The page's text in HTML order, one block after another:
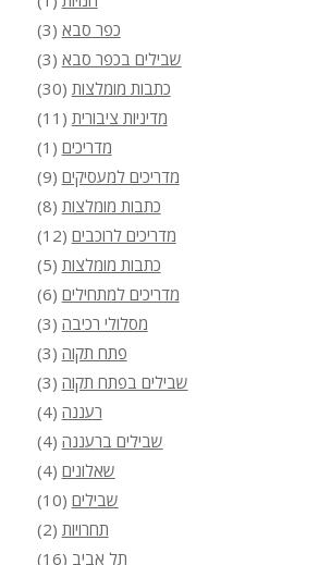
חנויות (1)
כפר סבא (3)
שבילים בכפר סבא(3)
כתבות מומלצות (30)
מדיניות ציבורית(11)
מדריכים (1)
מדריכים למעסיקים (9)
כתבות מומלצות(8)
מדריכים לרוכבים(12)
כתבות מומלצות (5)
מדריכים למתחילים (6)
מסלולי רכיבה (3)
פתח תקוה (3)
שבילים בפתח תקוה (3)
רעננה (4)
שבילים ברעננה (4)
שאלונים(4)
שבילים(10)
תחרויות(2)